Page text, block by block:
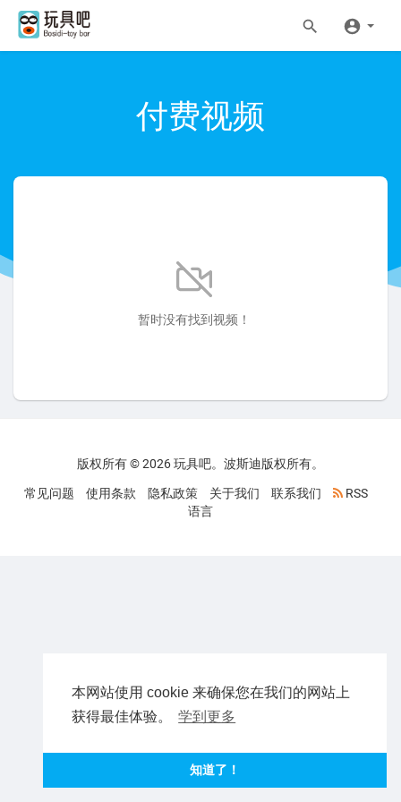
本网站使用 cookie 来确保您在我们的网站上
获得最佳体验。
学到更多
知道了！
付费视频
暂时没有找到视频！
版权所有 © 2026 玩具吧。波斯迪版权所有。
常见问题 使用条款 隐私政策 关于我们 联系我们
RSS
语言